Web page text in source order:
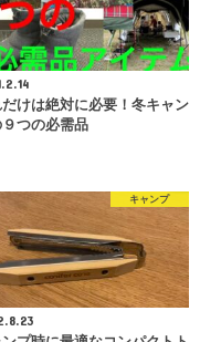
だけは絶対に必要！冬キャン
９つの必需品
キャンプ